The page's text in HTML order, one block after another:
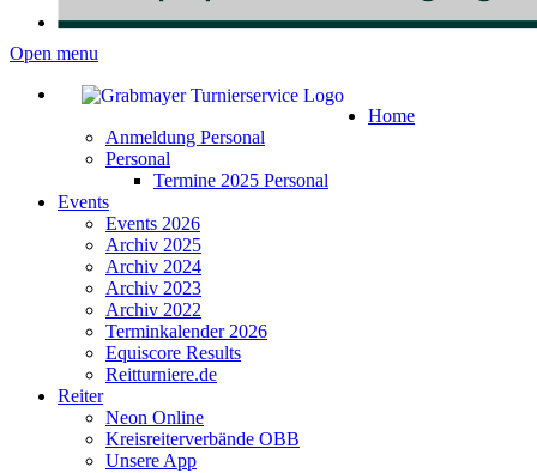
Open menu
Home
Anmeldung Personal
Personal
Termine 2025 Personal
Events
Events 2026
Archiv 2025
Archiv 2024
Archiv 2023
Archiv 2022
Terminkalender 2026
Equiscore Results
Reitturniere.de
Reiter
Neon Online
Kreisreiterverbände OBB
Unsere App